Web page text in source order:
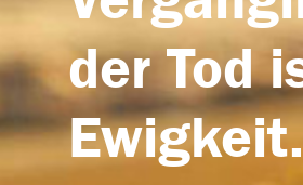
der Tod
Ewigkeit.